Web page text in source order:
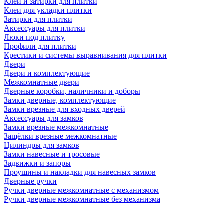
Клеи для укладки плитки
Затирки для плитки
Аксессуары для плитки
Люки под плитку
Профили для плитки
Крестики и системы выравнивания для плитки
Двери
Двери и комплектующие
Межкомнатные двери
Дверные коробки, наличники и доборы
Замки дверные, комплектующие
Замки врезные для входных дверей
Аксессуары для замков
Замки врезные межкомнатные
Защёлки врезные межкомнатные
Цилиндры для замков
Замки навесные и тросовые
Задвижки и запоры
Проушины и накладки для навесных замков
Дверные ручки
Ручки дверные межкомнатные с механизмом
Ручки дверные межкомнатные без механизма